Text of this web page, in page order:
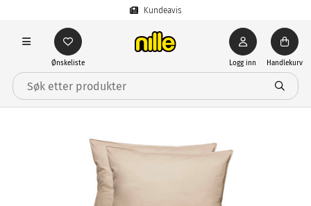
Kundeavis
Ønskeliste Logg inn Handlekurv